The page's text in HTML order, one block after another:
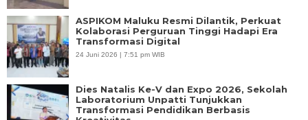
ASPIKOM Maluku Resmi Dilantik, Perkuat
Kolaborasi Perguruan Tinggi Hadapi Era
Transformasi Digital
24 Juni 2026 | 7:51 pm WIB
Dies Natalis Ke-V dan Expo 2026, Sekolah
Laboratorium Unpatti Tunjukkan
Transformasi Pendidikan Berbasis